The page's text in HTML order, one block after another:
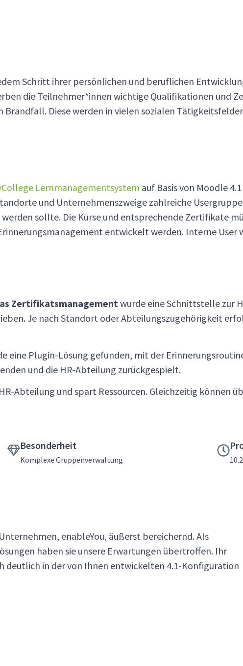
Schritt ihrer persönlichen und beruflichen
die Teilnehmer*innen wichtige Qualifikationen und
Diese werden in vielen sozialen
Lernmanagementsystem auf Basis von Moodle
und Unternehmenszweige zahlreiche
sollte. Die Kurse und entsprechende Zertifikate
entwickelt werden. Interne User
Zertifikatsmanagementwurde eine Schnittstelle zur
Je nach Standort oder Abteilungszugehörigkeit
eine Plugin-Lösung gefunden, mit der
und die HR-Abteilung zurückgespielt.
Abteilung und spart Ressourcen. Gleichzeitig können
Besonderheit
Komplexe Gruppenverwaltung
enableYou, äußerst bereichernd. Als
haben sie unsere Erwartungen übertroffen. Ihr
in der von Ihnen entwickelten 4.1-Konfiguration